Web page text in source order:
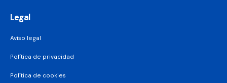
Legal
Aviso legal
Política de privacidad
Política de cookies